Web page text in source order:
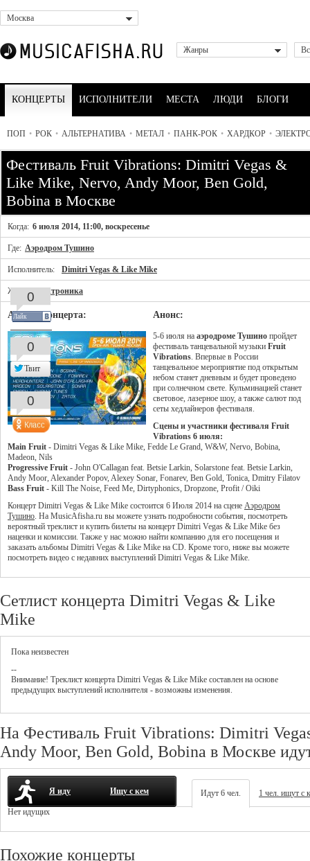
Москва
Жанры
КОНЦЕРТЫ ИСПОЛНИТЕЛИ МЕСТА ЛЮДИ БЛОГИ
ПОП • РОК • АЛЬТЕРНАТИВА • МЕТАЛ • ПАНК-РОК • ХАРДКОР •
Фестиваль Fruit Vibrations: Dimitri Vegas &
Like Mike, Nervo, Andy Moor, Ben Gold,
Bobina в Москве
Когда: 6 июля 2014, 11:00, воскресенье
Где: Аэродром Тушино
Исполнитель: Dimitri Vegas & Like Mike
Жанр: Электроника
Афиша концерта: Анонс:
5-6 июля на аэродроме Тушино пройдет
фестиваль танцевальной музыки Fruit
Vibrations. Впервые в России
танцевальное мероприятие под открытым
небом станет дневным и будет проведено
при солнечном свете. Кульминацией станет
световое, лазерное шоу, а также салют под
сеты хедлайнеров фестиваля.
Сцены и участники фестиваля Fruit
Vibrations 6 июля:
Main Fruit - Dimitri Vegas & Like Mike, Fedde Le Grand, W&W, Nervo, Bobina,
Madeon, Nils
Progressive Fruit - John O'Callagan feat. Betsie Larkin, Solarstone feat. Betsie Larkin,
Andy Moor, Alexander Popov, Alexey Sonar, Fonarev, Ben Gold, Tonica, Dmitry Filatov
Bass Fruit - Kill The Noise, Feed Me, Dirtyphonics, Dropzone, Profit / Oiki
Концерт Dimitri Vegas & Like Mike состоится 6 Июля 2014 на сцене Аэродром
Тушино. На MusicAfisha.ru вы можете узнать подробности события, посмотреть
вероятный треклист и купить билеты на концерт Dimitri Vegas & Like Mike без
наценки и комиссии. Также у нас можно найти компанию для его посещения и
заказать альбомы Dimitri Vegas & Like Mike на CD. Кроме того, ниже вы можете
посмотреть видео с недавних выступлений Dimitri Vegas & Like Mike.
Сетлист концерта Dimitri Vegas & Like
Mike
Пока неизвестен
--
Внимание! Треклист концерта Dimitri Vegas & Like Mike составлен на основе
предыдущих выступлений исполнителя - возможны изменения.
На Фестиваль Fruit Vibrations: Dimitri
Andy Moor, Ben Gold, Bobina в Москве
Я иду Ищу с кем Идут 6 чел.
1 чел. ищут с
Нет идущих
Похожие концерты
0
Лайк
0
Твит
0